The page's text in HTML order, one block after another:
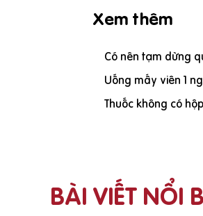
Xem thêm
Có nên tạm dừng
Uống mấy viên 1
Thuốc không có
BÀI VIẾT NỔI